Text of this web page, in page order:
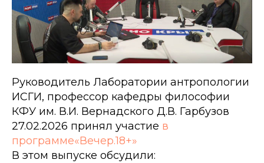
Руководитель Лаборатории антропологии
ИСГИ, профессор кафедры философии
КФУ им. В.И. Вернадского Д.В. Гарбузов
27.02.2026 принял участие в
программе«Вечер.18+»
В этом выпуске обсудили: